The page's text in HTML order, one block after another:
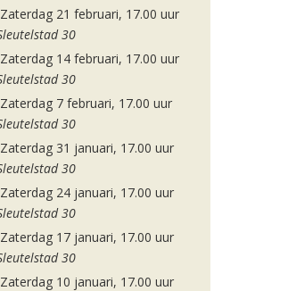
Zaterdag 21 februari, 17.00 uur
30
Zaterdag 14 februari, 17.00 uur
30
Zaterdag 7 februari, 17.00 uur
30
Zaterdag 31 januari, 17.00 uur
30
Zaterdag 24 januari, 17.00 uur
30
Zaterdag 17 januari, 17.00 uur
30
Zaterdag 10 januari, 17.00 uur